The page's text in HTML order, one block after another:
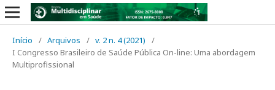
Início / Arquivos / v. 2 n. 4 (2021)
/
I Congresso Brasileiro de Saúde Pública On-line: Uma abordagem
Multiprofissional